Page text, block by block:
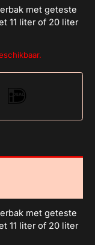
met geteste
11 liter of 20 liter
met geteste
11 liter of 20 liter